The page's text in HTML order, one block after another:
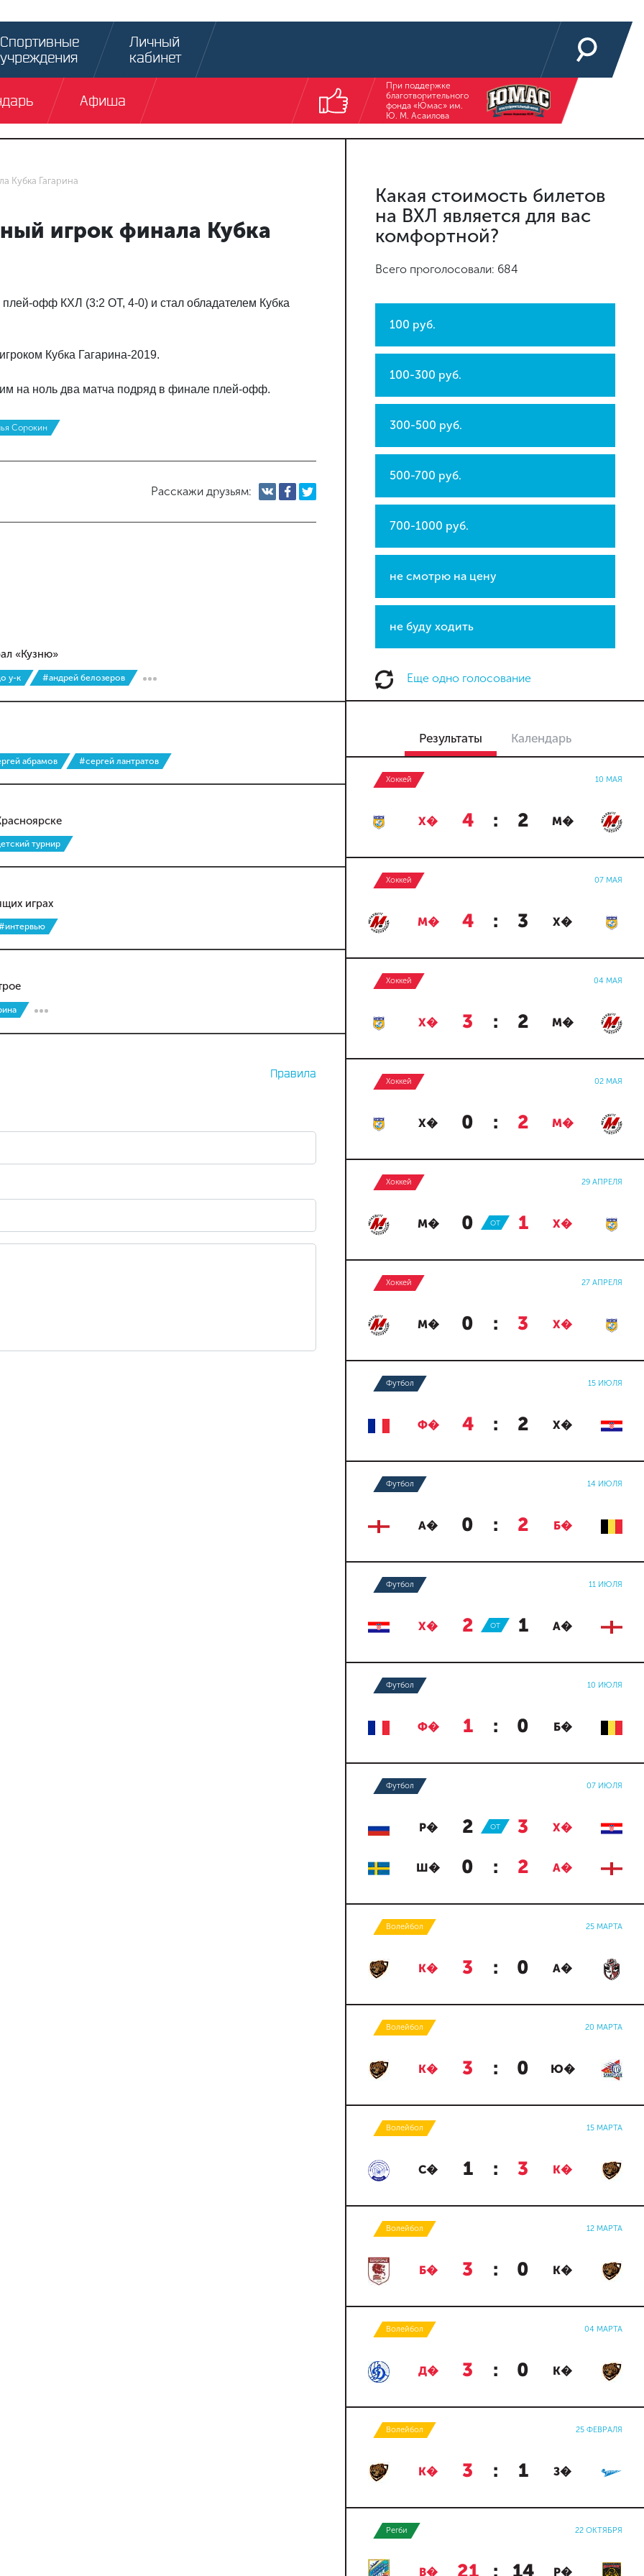
Спортивные
учреждения
Личный
кабинет
Афиша
При поддержке
благотворительного
фонда «Юмас» им.
Ю. М. Асаилова
Кубка Гагарина
игрок финала Кубка
офф КХЛ (3:2 ОТ, 4-0) и стал обладателем Кубка
Кубка Гагарина-2019.
на ноль два матча подряд в финале плей-офф.
Сорокин
Расскажи друзьям:
«Кузню»
у-к #андрей белозеров
абрамов #сергей лантратов
турнир
играх
Правила
Какая стоимость билетов
на ВХЛ является для вас
комфортной?
Всего проголосовали: 684
100 руб.
100-300 руб.
300-500 руб.
500-700 руб.
700-1000 руб.
не смотрю на цену
не буду ходить
Еще одно голосование
Результаты Календарь
Хоккей 10 МАЯ
Х� 4 : 2 М�
Хоккей 07 МАЯ
М� 4 : 3 Х�
Хоккей 04 МАЯ
Х� 3 : 2 М�
Хоккей 02 МАЯ
Х� 0 : 2 М�
Хоккей 29 АПРЕЛЯ
М� 0 : 1 Х�
ОТ
Хоккей 27 АПРЕЛЯ
М� 0 : 3 Х�
Футбол 15 ИЮЛЯ
Ф� 4 : 2 Х�
Футбол 14 ИЮЛЯ
А� 0 : 2 Б�
Футбол 11 ИЮЛЯ
Х� 2 : 1 А�
ОТ
Футбол 10 ИЮЛЯ
Ф� 1 : 0 Б�
Футбол 07 ИЮЛЯ
Р� 2 : 3 Х�
ОТ
Ш� 0 : 2 А�
Волейбол 25 МАРТА
К� 3 : 0 А�
Волейбол 20 МАРТА
К� 3 : 0 Ю�
Волейбол 15 МАРТА
С� 1 : 3 К�
Волейбол 12 МАРТА
Б� 3 : 0 К�
Волейбол 04 МАРТА
Д� 3 : 0 К�
Волейбол 25 ФЕВРАЛЯ
К� 3 : 1 З�
Регби 22 ОКТЯБРЯ
В� 21 : 14 Р�